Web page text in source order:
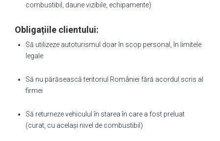
combustibil, daune vizibile, echipamente)
Obligațiile clientului:
Să utilizeze autoturismul doar în scop personal, în limitele
legale
Să nu părăsească teritoriul României fără acordul scris al
firmei
Să returneze vehiculul în starea în care a fost preluat
(curat, cu același nivel de combustibil)